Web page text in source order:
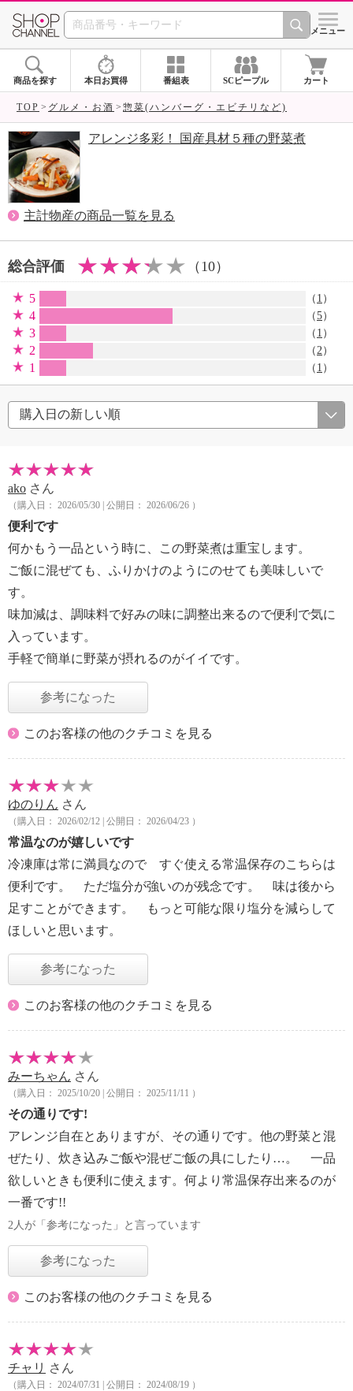
SHOP CHANNEL シメニュー
商品を探す 本日お買得 番組表 SCピープル カート
TOP グルメ・お酒 惣菜(ハンバーグ・エビチリなど)
アレンジ多彩！ 国産具材５種の野菜煮
主計物産の商品一覧を見る
総合評価 （10）
5 （ 1 ）
4 （5）
3 （ 1 ）
2 （2）
1 （ 1 ）
ako さん
（購入日： 2026/05/30 | 公開日： 2026/06/26 ）
便利です
何かもう一品という時に、この野菜煮は重宝します。
ご飯に混ぜても、ふりかけのようにのせても美味しいで
す。
味加減は、調味料で好みの味に調整出来るので便利で気に
入っています。
手軽で簡単に野菜が摂れるのがイイです。
参考になった
このお客様の他のクチコミを見る
ゆのりん さん
（購入日： 2026/02/12 | 公開日： 2026/04/23 ）
常温なのが嬉しいです
冷凍庫は常に満員なので すぐ使える常温保存のこちらは
便利です。 ただ塩分が強いのが残念です。 味は後から
足すことができます。 もっと可能な限り塩分を減らして
ほしいと思います。
参考になった
このお客様の他のクチコミを見る
みーちゃん さん
（購入日： 2025/10/20 | 公開日： 2025/11/11 ）
その通りです!
アレンジ自在とありますが、その通りです。他の野菜と混
ぜたり、炊き込みご飯や混ぜご飯の具にしたり…。 一品
欲しいときも便利に使えます。何より常温保存出来るのが
一番です!!
2人が「参考になった」と言っています
参考になった
このお客様の他のクチコミを見る
チャリ さん
（購入日： 2024/07/31 | 公開日： 2024/08/19 ）